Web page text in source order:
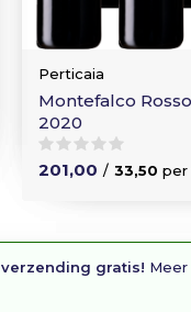
Perticaia
Montefalco
2020
201,00 / 33,50 per
verzending gratis!